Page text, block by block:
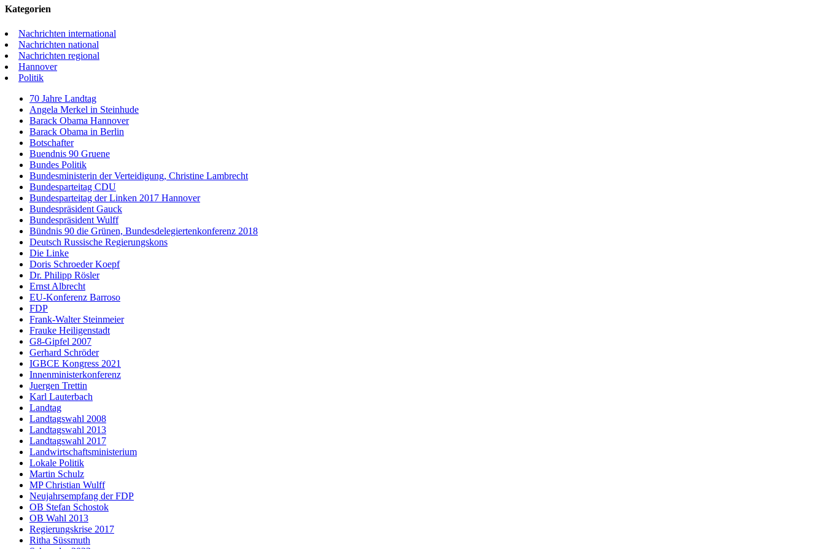
Kategorien
Nachrichten international
Nachrichten national
Nachrichten regional
Hannover
Politik
70 Jahre Landtag
Angela Merkel in Steinhude
Barack Obama Hannover
Barack Obama in Berlin
Botschafter
Buendnis 90 Gruene
Bundes Politik
Bundesministerin der Verteidigung, Christine Lambrecht
Bundesparteitag CDU
Bundesparteitag der Linken 2017 Hannover
Bundespräsident Gauck
Bundespräsident Wulff
Bündnis 90 die Grünen, Bundesdelegiertenkonferenz 2018
Deutsch Russische Regierungskons
Die Linke
Doris Schroeder Koepf
Dr. Philipp Rösler
Ernst Albrecht
EU-Konferenz Barroso
FDP
Frank-Walter Steinmeier
Frauke Heiligenstadt
G8-Gipfel 2007
Gerhard Schröder
IGBCE Kongress 2021
Innenministerkonferenz
Juergen Trettin
Karl Lauterbach
Landtag
Landtagswahl 2008
Landtagswahl 2013
Landtagswahl 2017
Landwirtschaftsministerium
Lokale Politik
Martin Schulz
MP Christian Wulff
Neujahrsempfang der FDP
OB Stefan Schostok
OB Wahl 2013
Regierungskrise 2017
Ritha Süssmuth